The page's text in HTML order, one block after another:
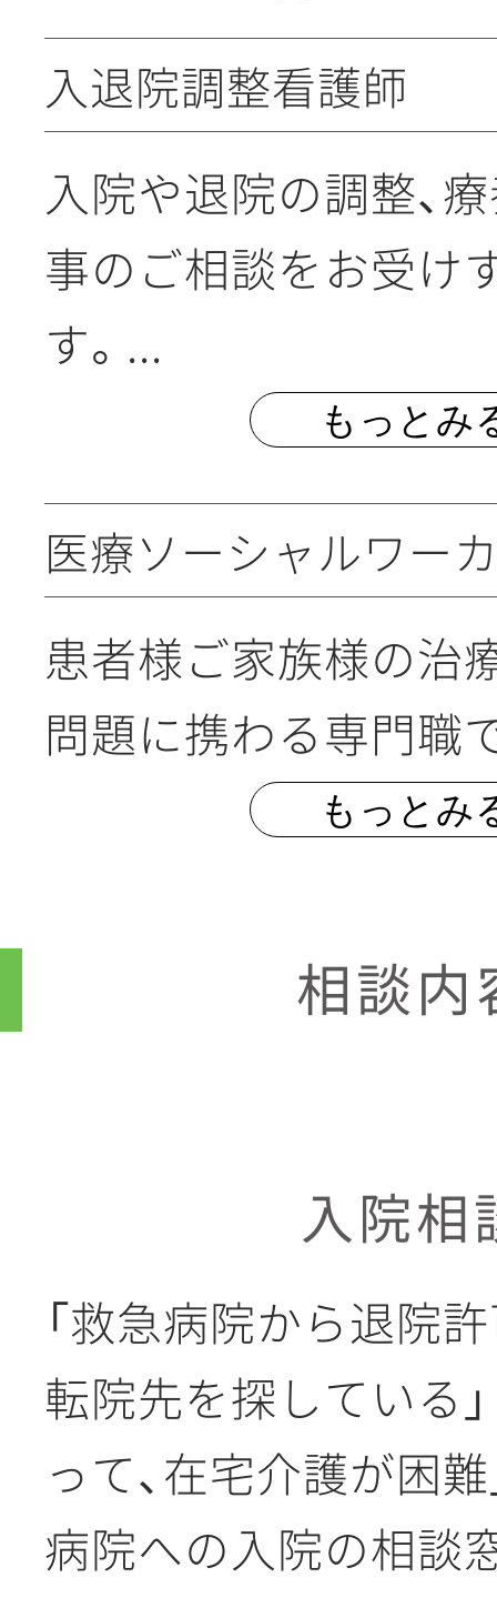
入退院調整看護師
入院や退院の調整、
事のご相談をお受け
す。 ...
もっとみ
医療ソーシャルワー
患者様ご家族様の治
問題に携わる専門職
もっとみ
相談内
入院相
「救急病院から退院
転院先を探している
って、在宅介護が困難
病院への入院の相談